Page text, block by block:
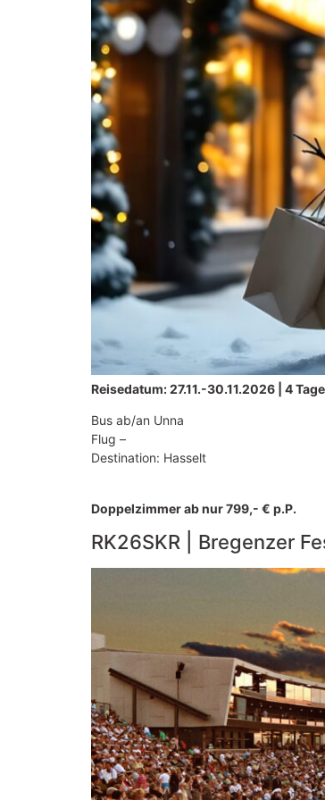
Reisedatum: 27.11.-30.11.2026 | 4 Tage
Bus ab/an Unna
Flug –
Destination: Hasselt
Doppelzimmer ab nur 799,- € p.P.
RK26SKR | Bregenzer